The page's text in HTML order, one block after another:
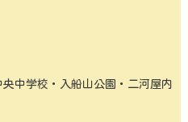
中学校・入船山公園・二河屋内